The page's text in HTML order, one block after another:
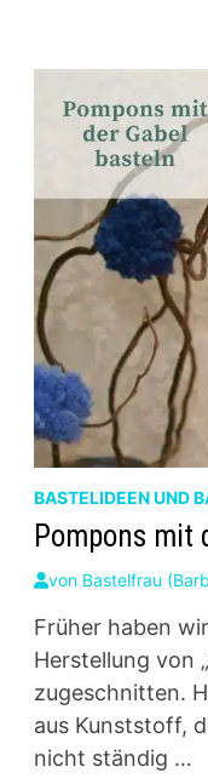
BASTELIDEEN UND
Pompons mit
von Bastelfrau
Früher haben
Herstellung von
zugeschnitten.
aus Kunststoff,
nicht ständig …